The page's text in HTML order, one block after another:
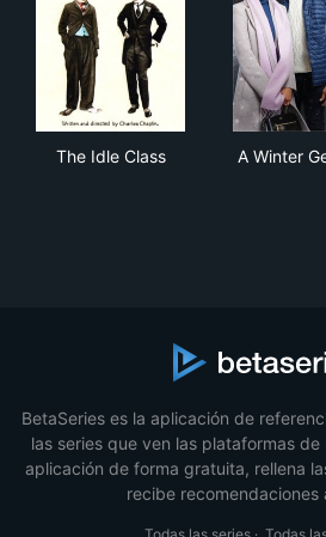
The Idle Class A Winter
BetaSeries es la aplicación de
las series que ven las plataformas
aplicación de forma gratuita, rellena
recibe recomendaciones
Todas las series· Todas